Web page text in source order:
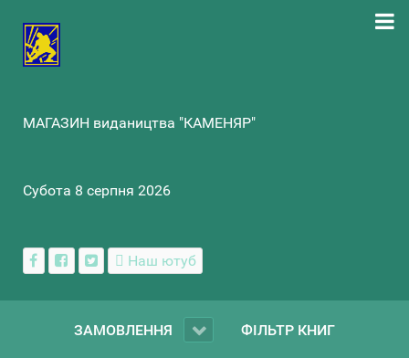
МАГАЗИН видаництва "КАМЕНЯР"
Субота 8 серпня 2026
Наш ютуб
ЗАМОВЛЕННЯ ФІЛЬТР КНИГ